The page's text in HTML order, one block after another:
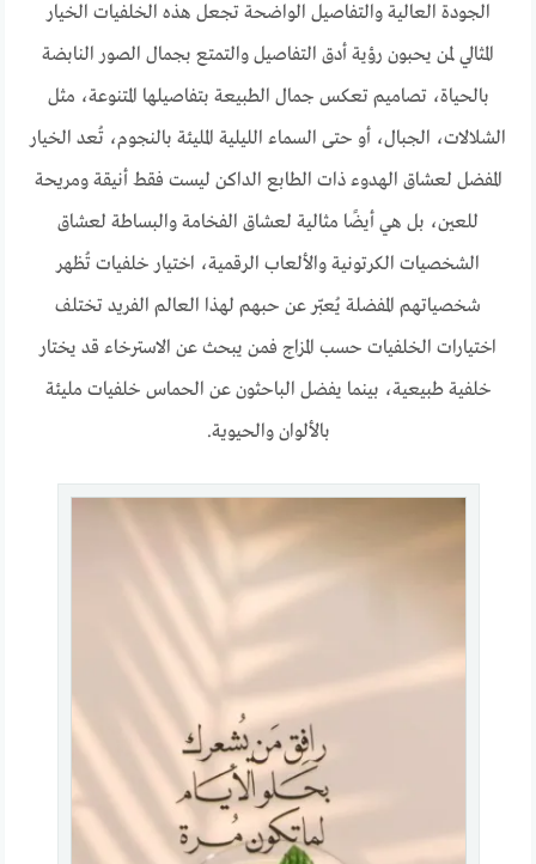
الجودة العالية والتفاصيل الواضحة تجعل هذه الخلفيات الخيار
المثالي لمن يحبون رؤية أدق التفاصيل والتمتع بجمال الصور النابضة
بالحياة، تصاميم تعكس جمال الطبيعة بتفاصيلها المتنوعة، مثل
الشلالات، الجبال، أو حتى السماء الليلية المليئة بالنجوم، تُعد الخيار
المفضل لعشاق الهدوء ذات الطابع الداكن ليست فقط أنيقة ومريحة
للعين، بل هي أيضًا مثالية لعشاق الفخامة والبساطة لعشاق
الشخصيات الكرتونية والألعاب الرقمية، اختيار خلفيات تُظهر
شخصياتهم المفضلة يُعبّر عن حبهم لهذا العالم الفريد تختلف
اختيارات الخلفيات حسب المزاج فمن يبحث عن الاسترخاء قد يختار
خلفية طبيعية، بينما يفضل الباحثون عن الحماس خلفيات مليئة
بالألوان والحيوية.